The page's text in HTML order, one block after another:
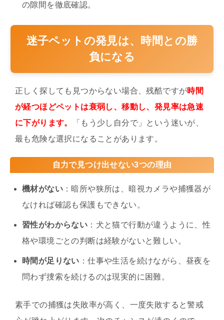
の隙間を徹底確認。
迷子ペットの発見は、時間との勝
負になる
正しく探しても見つからない場合、残酷ですが時間
が経つほどペットは衰弱し、移動し、発見率は急速
に下がります。
「もう少し自分で」という迷いが、
最も危険な選択になることがあります。
自力で見つけ出せない3つの理由
機材がない ：暗所や狭所は、暗視カメラや捕獲器が
なければ確認も保護もできない。
習性がわからない ：犬と猫で行動が違うように、性
格や環境ごとの判断は経験がないと難しい。
時間が足りない ：仕事や生活を続けながら、昼夜を
問わず捜索を続けるのは現実的に困難。
素手での捕獲は失敗率が高く、一度失敗すると警戒